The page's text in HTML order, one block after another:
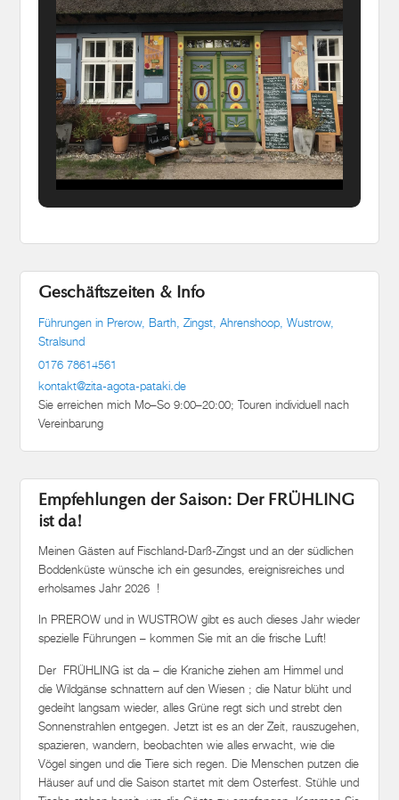
Geschäftszeiten & Info
Führungen in Prerow, Barth, Zingst, Ahrenshoop, Wustrow,
Stralsund
0176 78614561
kontakt@zita-agota-pataki.de
Sie erreichen mich Mo–So 9:00–20:00; Touren individuell nach
Vereinbarung
Empfehlungen der Saison: Der FRÜHLING
ist da!
Meinen Gästen auf Fischland-Darß-Zingst und an der südlichen
Boddenküste wünsche ich ein gesundes, ereignisreiches und
erholsames Jahr 2026 !
In PREROW und in WUSTROW gibt es auch dieses Jahr wieder
spezielle Führungen – kommen Sie mit an die frische Luft!
Der FRÜHLING ist da – die Kraniche ziehen am Himmel und
die Wildgänse schnattern auf den Wiesen ; die Natur blüht und
gedeiht langsam wieder, alles Grüne regt sich und strebt den
Sonnenstrahlen entgegen. Jetzt ist es an der Zeit, rauszugehen,
spazieren, wandern, beobachten wie alles erwacht, wie die
Vögel singen und die Tiere sich regen. Die Menschen putzen die
Häuser auf und die Saison startet mit dem Osterfest. Stühle und